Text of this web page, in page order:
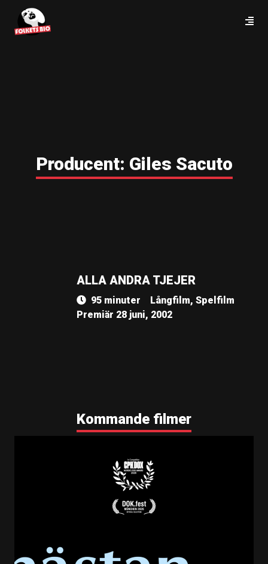
Producent: Giles Sacuto
ALLA ANDRA TJEJER
95 minuter
Långfilm, Spelfilm
Premiär 28 juni, 2002
Kommande filmer